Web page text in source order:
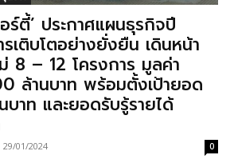
ตี้’ ประกาศแผนธุรกิจปี
เติบโตอย่างยั่งยืน เดินหน้า
8 – 12 โครงการ มูลค่า
ล้านบาท พร้อมตั้งเป้ายอด
าท และยอดรับรู้รายได้
29/01/2024 0